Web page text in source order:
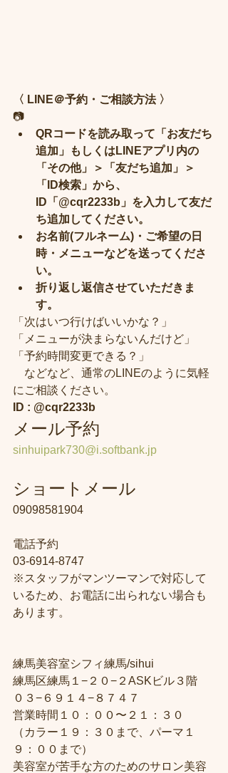
〈 LINE＠予約・ご相談方法 〉
📷
QRコードを読み取って「お友だち
追加」​もしくはLINEアプリ内の
「その他」＞「友だち追加」＞
「ID検索」から、
ID「@cqr2233b」を入力して友だ
ち追加してください。​
お名前(フルネーム)・ご希望の日
時・メニューなどを送ってくださ
い。
折り返し返信させていただきま
す。
「次はいつ行けばいいかな？」
「メニューが決まらないんだけど」
「予約時間変更できる？」
などなど、通常のLINEのように気軽
にご相談ください。
ID : @cqr2233b
​メール予約
sinhuipark730@i.softbank.jp
​ショートメール
09098581904
電話予約
03-6914-8747
※スタッフがマンツーマンで対応して
いるため、お電話に出られない場合も
あります。
練馬美容室シフィ練馬/sihui
練馬区練馬１−２０−２ASKビル３階
０３−６９１４−８７４７
営業時間１０：００〜２１：３０
（カラー１９：３０まで、パーマ１
９：００まで）
美容室が苦手な方のためのサロン美容